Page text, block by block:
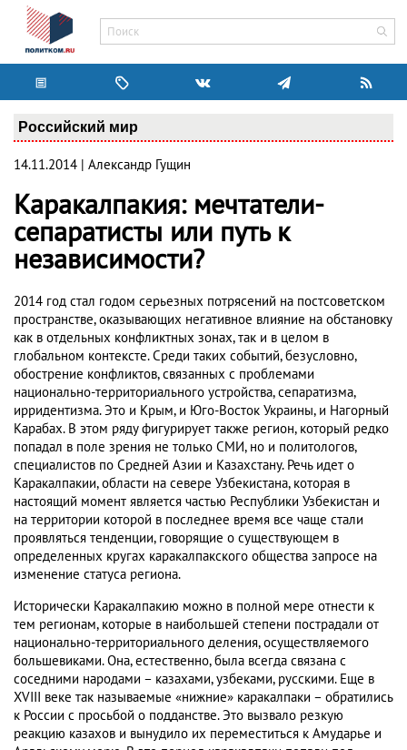
Российский мир
14.11.2014 | Александр Гущин
Каракалпакия: мечтатели-
сепаратисты или путь к
независимости?
2014 год стал годом серьезных потрясений на постсоветском
пространстве, оказывающих негативное влияние на обстановку
как в отдельных конфликтных зонах, так и в целом в
глобальном контексте. Среди таких событий, безусловно,
обострение конфликтов, связанных с проблемами
национально-территориального устройства, сепаратизма,
ирридентизма. Это и Крым, и Юго-Восток Украины, и Нагорный
Карабах. В этом ряду фигурирует также регион, который редко
попадал в поле зрения не только СМИ, но и политологов,
специалистов по Средней Азии и Казахстану. Речь идет о
Каракалпакии, области на севере Узбекистана, которая в
настоящий момент является частью Республики Узбекистан и
на территории которой в последнее время все чаще стали
проявляться тенденции, говорящие о существующем в
определенных кругах каракалпакского общества запросе на
изменение статуса региона.
Исторически Каракалпакию можно в полной мере отнести к
тем регионам, которые в наибольшей степени пострадали от
национально-территориального деления, осуществляемого
большевиками. Она, естественно, была всегда связана с
соседними народами – казахами, узбеками, русскими. Еще в
XVIII веке так называемые «нижние» каракалпаки – обратились
к России с просьбой о подданстве. Это вызвало резкую
реакцию казахов и вынудило их переместиться к Амударье и